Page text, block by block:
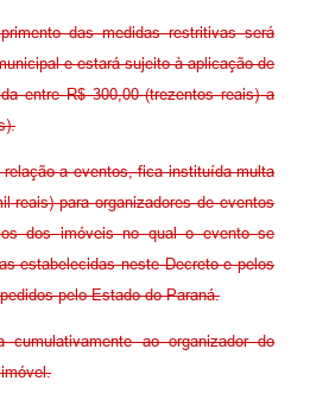
das medidas restritivas será
e estará sujeito à aplicação de
entre R$ 300,00 (trezentos reais) a
a eventos, fica instituída multa
reais) para organizadores de eventos
dos imóveis no qual o evento se
estabelecidas neste Decreto e pelos
pelo Estado do Paraná.
ao organizador do